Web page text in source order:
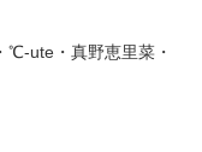
℃-ute・真野恵里菜・